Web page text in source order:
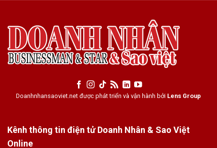
Doanhnhansaoviet.net được phát triển và vận hành bởi Lens Group
Kênh thông tin điện tử Doanh Nhân & Sao Việt
Online